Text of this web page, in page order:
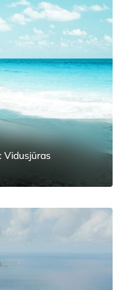
Vidusjūras